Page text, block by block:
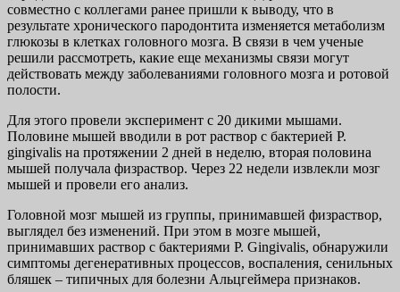
совместно с коллегами ранее пришли к выводу, что в
результате хронического пародонтита изменяется метаболизм
глюкозы в клетках головного мозга. В связи в чем ученые
решили рассмотреть, какие еще механизмы связи могут
действовать между заболеваниями головного мозга и ротовой
полости.
Для этого провели эксперимент с 20 дикими мышами.
Половине мышей вводили в рот раствор с бактерией P.
gingivalis на протяжении 2 дней в неделю, вторая половина
мышей получала физраствор. Через 22 недели извлекли мозг
мышей и провели его анализ.
Головной мозг мышей из группы, принимавшей физраствор,
выглядел без изменений. При этом в мозге мышей,
принимавших раствор с бактериями P. Gingivalis, обнаружили
симптомы дегенеративных процессов, воспаления, сенильных
бляшек – типичных для болезни Альцгеймера признаков.